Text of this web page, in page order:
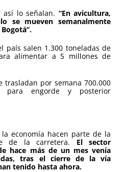
así lo señalan. “En avicultura,
se mueven semanalmente
país salen 1.300 toneladas de
alimentar a 5 millones de
trasladan por semana 700.000
engorde y posterior
economía hacen parte de la
de la carretera. El sector
hace más de un mes venía
tras el cierre de la vía
tenido hasta ahora.